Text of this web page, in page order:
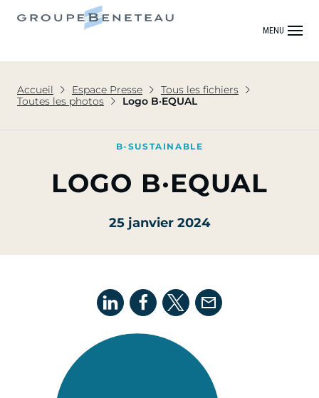
MENU
Accueil Espace Presse
Tous les fichiers
Toutes les photos
Logo B·EQUAL
B-SUSTAINABLE
LOGO B·EQUAL
25 janvier 2024